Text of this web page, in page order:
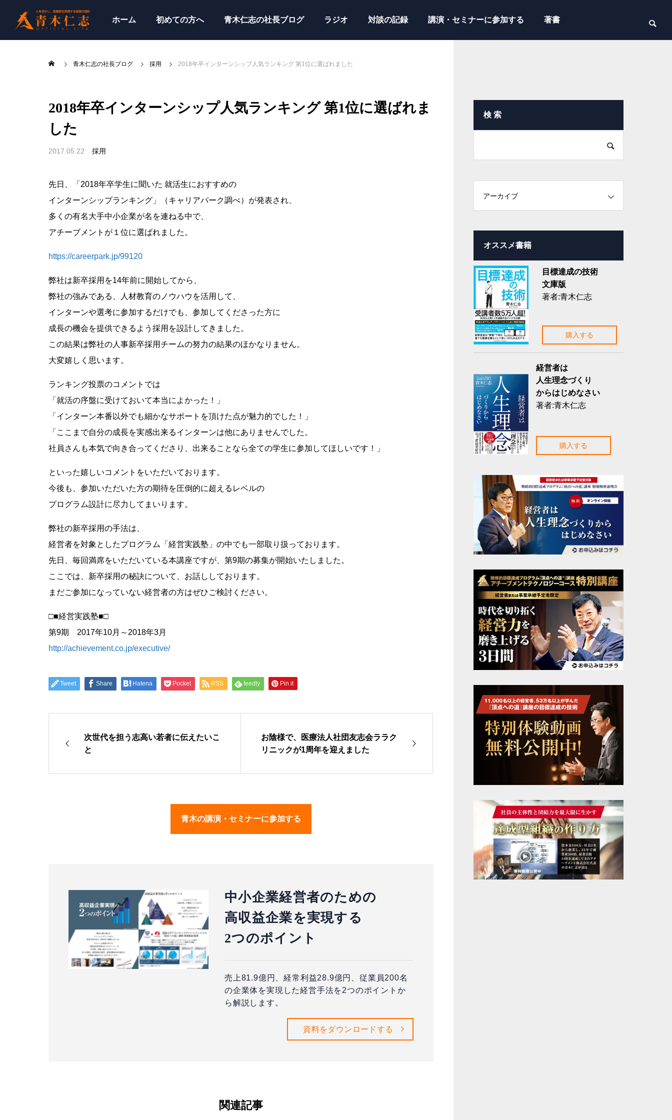
ホーム 初めての方へ 青木仁志の社長ブログ ラジオ 対談の記録 講演・セミナーに参加する 著書
青木仁志の社長ブログ 採用 2018年卒インターンシップ人気ランキング 第1位に選ばれました
2018年卒インターンシップ人気ランキング 第1位に選ばれま
した
2017.05.22 採用
先日、「2018年卒学生に聞いた 就活生におすすめの
インターンシップランキング」（キャリアパーク調べ）が発表され、
多くの有名大手中小企業が名を連ねる中で、
アチーブメントが１位に選ばれました。
https://careerpark.jp/99120
弊社は新卒採用を14年前に開始してから、
弊社の強みである、人材教育のノウハウを活用して、
インターンや選考に参加するだけでも、参加してくださった方に
成長の機会を提供できるよう採用を設計してきました。
この結果は弊社の人事新卒採用チームの努力の結果のほかなりません。
大変嬉しく思います。
ランキング投票のコメントでは
「就活の序盤に受けておいて本当によかった！」
「インターン本番以外でも細かなサポートを頂けた点が魅力的でした！」
「ここまで自分の成長を実感出来るインターンは他にありませんでした。
社員さんも本気で向き合ってくださり、出来ることなら全ての学生に参加してほしいです！」
といった嬉しいコメントをいただいております。
今後も、参加いただいた方の期待を圧倒的に超えるレベルの
プログラム設計に尽力してまいります。
弊社の新卒採用の手法は、
経営者を対象としたプログラム「経営実践塾」の中でも一部取り扱っております。
先日、毎回満席をいただいている本講座ですが、第9期の募集が開始いたしました。
ここでは、新卒採用の秘訣について、お話ししております。
まだご参加になっていない経営者の方はぜひご検討ください。
□■経営実践塾■□
第9期 2017年10月～2018年3月
http://achievement.co.jp/executive/
Tweet Share Hatena Pocket RSS feedly Pin it
次世代を担う志高い若者に伝えたいこ
と
お陰様で、医療法人社団友志会ララク
リニックが1周年を迎えました
青木の講演・セミナーに参加する
中小企業経営者のための
高収益企業を実現する
2つのポイント
売上81.9億円、経常利益28.9億円、従業員200名
の企業体を実現した経営手法を2つのポイントか
ら解説します。
資料をダウンロードする
関連記事
検 索
アーカイブ
オススメ書籍
目標達成の技術
文庫版
著者:青木仁志
購入する
経営者は
人生理念づくり
からはじめなさい
著者:青木仁志
購入する